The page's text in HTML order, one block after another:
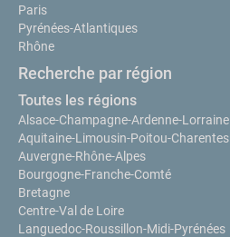
Paris
Pyrénées-Atlantiques
Rhône
Recherche par région
Toutes les régions
Alsace-Champagne-Ardenne-Lorraine
Aquitaine-Limousin-Poitou-Charentes
Auvergne-Rhône-Alpes
Bourgogne-Franche-Comté
Bretagne
Centre-Val de Loire
Languedoc-Roussillon-Midi-Pyrénées